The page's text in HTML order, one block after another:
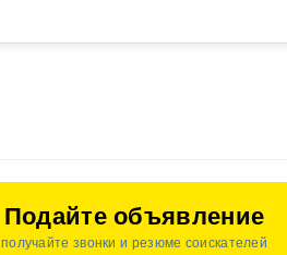
Подайте объявление
получайте звонки и резюме соискателей